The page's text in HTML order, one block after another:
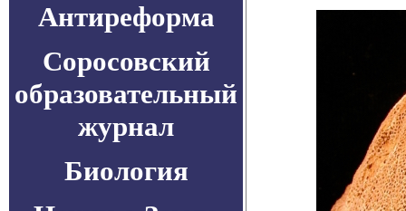
Антиреформа
Соросовский
образовательный
журнал
Биология